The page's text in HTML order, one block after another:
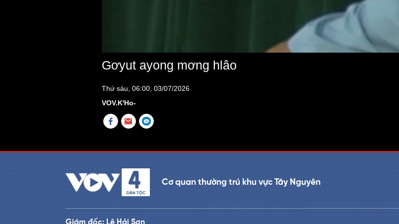
Gơyut ayong mơng hlâo
Thứ sáu, 06:00, 03/07/2026
VOV.K'Ho-
Cơ quan thường trú khu vực Tây Nguyên
Giám đốc: Lê Hải Sơn